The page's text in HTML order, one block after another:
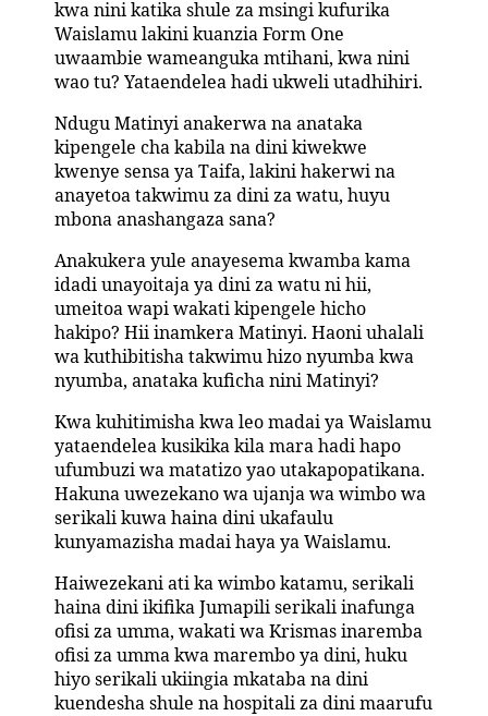
kwa nini katika shule za msingi kufurika
Waislamu lakini kuanzia Form One
uwaambie wameanguka mtihani, kwa nini
wao tu? Yataendelea hadi ukweli utadhihiri.
Ndugu Matinyi anakerwa na anataka
kipengele cha kabila na dini kiwekwe
kwenye sensa ya Taifa, lakini hakerwi na
anayetoa takwimu za dini za watu, huyu
mbona anashangaza sana?
Anakukera yule anayesema kwamba kama
idadi unayoitaja ya dini za watu ni hii,
umeitoa wapi wakati kipengele hicho
hakipo? Hii inamkera Matinyi. Haoni uhalali
wa kuthibitisha takwimu hizo nyumba kwa
nyumba, anataka kuficha nini Matinyi?
Kwa kuhitimisha kwa leo madai ya Waislamu
yataendelea kusikika kila mara hadi hapo
ufumbuzi wa matatizo yao utakapopatikana.
Hakuna uwezekano wa ujanja wa wimbo wa
serikali kuwa haina dini ukafaulu
kunyamazisha madai haya ya Waislamu.
Haiwezekani ati ka wimbo katamu, serikali
haina dini ikifika Jumapili serikali inafunga
ofisi za umma, wakati wa Krismas inaremba
ofisi za umma kwa marembo ya dini, huku
hiyo serikali ukiingia mkataba na dini
kuendesha shule na hospitali za dini maarufu